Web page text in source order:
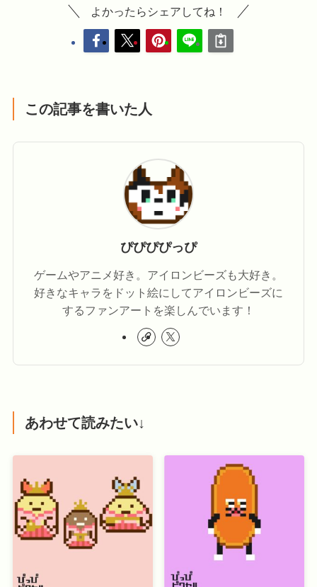
よかったらシェアしてね！
この記事を書いた人
ぴぴぴぴっぴ
ゲームやアニメ好き。アイロンビーズも大好き。
好きなキャラをドット絵にしてアイロンビーズに
するファンアートを楽しんでいます！
あわせて読みたい↓